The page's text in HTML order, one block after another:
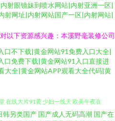
射眼镜妹到喷水网站|内射亚洲一区|
射网址|内射网站国产一区|内射网站|
以下资源感兴趣：本溪野毫装修公司
口不下载|黄金网站91免费入口大全|
口免费下载|黄金网站91入口直接进
大全|黄金网站APP观看大全代码|黄
欧美日韩成人精品视频 精品产品综合
韩另类国产 国产成人无码高潮 国产在